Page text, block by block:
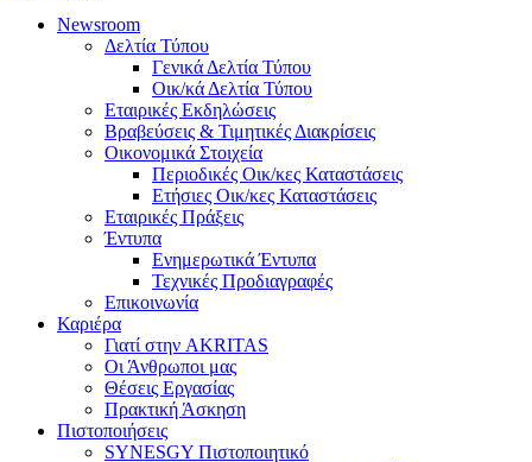
Newsroom
Δελτία Τύπου
Γενικά Δελτία Τύπου
Οικ/κά Δελτία Τύπου
Εταιρικές Εκδηλώσεις
Βραβεύσεις & Τιμητικές Διακρίσεις
Οικονομικά Στοιχεία
Περιοδικές Οικ/κες Καταστάσεις
Ετήσιες Οικ/κες Καταστάσεις
Εταιρικές Πράξεις
Έντυπα
Ενημερωτικά Έντυπα
Τεχνικές Προδιαγραφές
Επικοινωνία
Καριέρα
Γιατί στην AKRITAS
Οι Άνθρωποι μας
Θέσεις Εργασίας
Πρακτική Άσκηση
Πιστοποιήσεις
SYNESGY Πιστοποιητικό